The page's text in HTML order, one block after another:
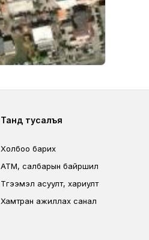
Footer fourth
Танд тусалъя
Холбоо барих
ATM, салбарын байршил
Түгээмэл асуулт, хариулт
Хамтран ажиллах санал